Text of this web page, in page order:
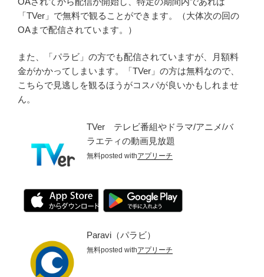
「TVer」で無料で観ることができます。（大体次の回の
OAまで配信されています。）
また、「パラビ」の方でも配信されていますが、月額料
金がかかってしまいます。「TVer」の方は無料なので、
こちらで見逃しを観るほうがコスパが良いかもしれませ
ん。
TVer テレビ番組やドラマ/アニメ/バ
ラエティの動画見放題
無料posted withアプリーチ
Paravi（パラビ）
無料posted withアプリーチ